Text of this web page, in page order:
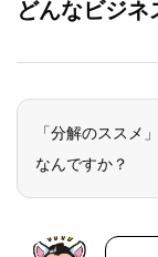
どんなビジ
「分解のススメ
なんですか？